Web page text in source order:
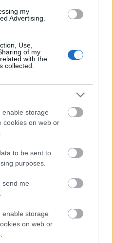
my
Advertising.
Use,
of my
with the
collected.
enable storage
cookies on web or
to be sent to
purposes.
send me
enable storage
on web or
Adóhatósági